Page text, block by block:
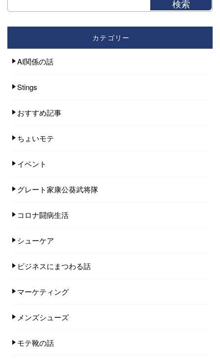
カテゴリー
AI関係の話
Stings
おすすめ記事
ちょいモテ
イベント
グレート家康公葵武将隊
コロナ闘病生活
シューケア
ビジネスにまつわる話
マーケティング
メンズシューズ
モテ靴の話